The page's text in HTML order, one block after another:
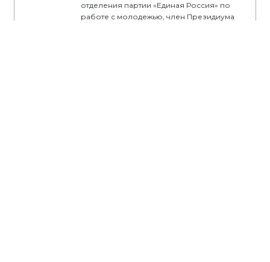
отделения партии «Единая Россия» по
работе с молодежью, член Президиума